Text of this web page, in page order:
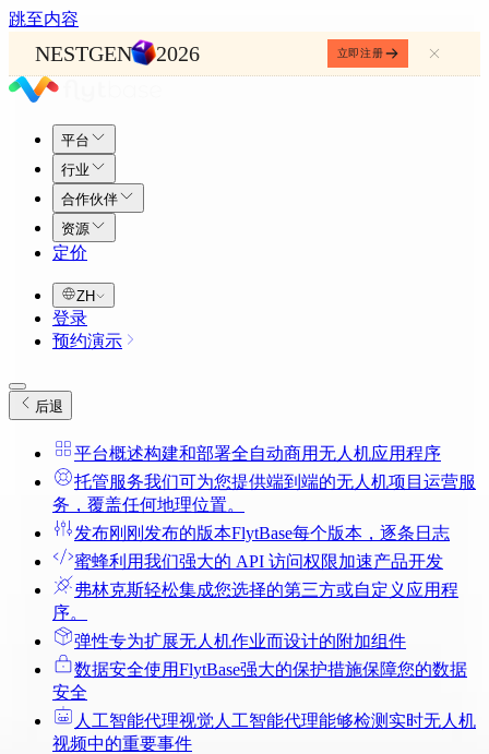
跳至内容
NESTGEN 2026 立即注册
平台
行业
合作伙伴
资源
定价
ZH
登录
预约演示
后退
平台概述构建和部署全自动商用无人机应用程序
托管服务我们可为您提供端到端的无人机项目运营服
务，覆盖任何地理位置。
发布刚刚发布的版本FlytBase每个版本，逐条日志
蜜蜂利用我们强大的 API 访问权限加速产品开发
弗林克斯轻松集成您选择的第三方或自定义应用程
序。
弹性专为扩展无人机作业而设计的附加组件
数据安全使用FlytBase强大的保护措施保障您的数据
安全
人工智能代理视觉人工智能代理能够检测实时无人机
视频中的重要事件